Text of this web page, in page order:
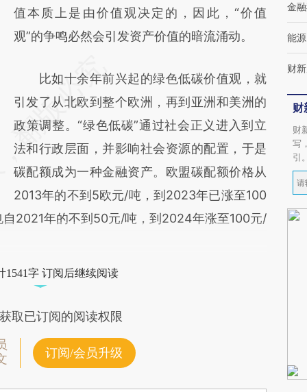
值本质上是由价值观决定的，因此，“价值
观”的争鸣必然会引发资产价值的暗流涌动。
比如十余年前兴起的绿色低碳价值观，就
引发了从北欧到整个欧洲，再到亚洲和美洲的
政策调整。“绿色低碳”通过社会正义进入到立
法和行政层面，并影响社会资源的配置，于是
碳配额成为一种金融资产。欧盟碳配额价格从
2013年的不到5欧元/吨，到2023年已涨至100
2021年的不到50元/吨，到2024年涨至100元/
1541字 订阅后继续阅读
取已订阅的阅读权限
订阅/会员升级
金
能源
财
财
财
写
引